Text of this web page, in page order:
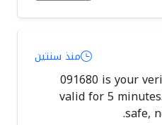
منذ سنتين
[TikTok] 091680 is
valid for 5
safe,